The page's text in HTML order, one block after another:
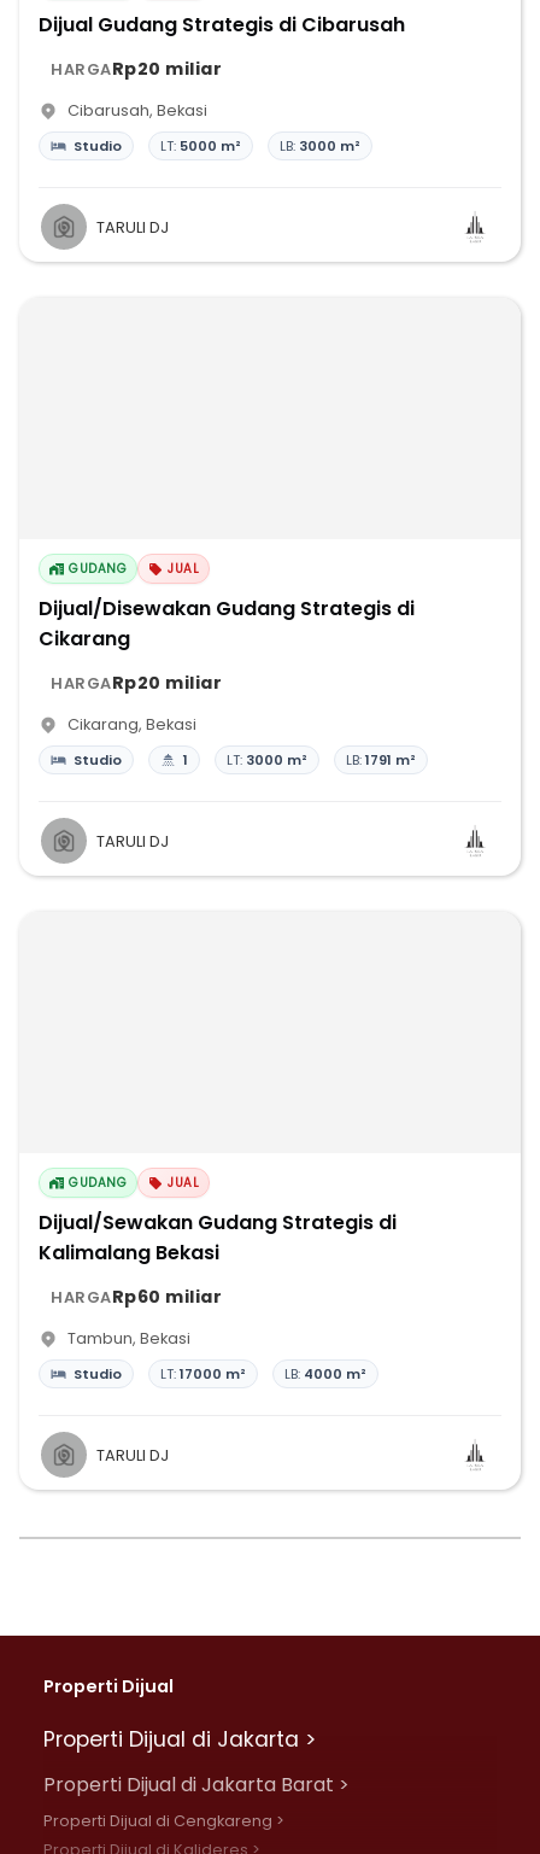
Dijual Gudang Strategis di Cibarusah
HARGARp20 miliar
Cibarusah, Bekasi
Studio LT: 5000 m² LB: 3000 m²
TARULI DJ
GUDANG JUAL
Dijual/Disewakan Gudang Strategis di
Cikarang
HARGARp20 miliar
Cikarang, Bekasi
Studio 1 LT: 3000 m² LB:1791 m²
TARULI DJ
GUDANG JUAL
Dijual/Sewakan Gudang Strategis di
Kalimalang Bekasi
HARGARp60 miliar
Tambun, Bekasi
Studio LT:17000 m² LB: 4000 m²
TARULI DJ
Properti Dijual
Properti Dijual di Jakarta >
Properti Dijual di Jakarta Barat >
Properti Dijual di Cengkareng >
Properti Dijual di Kalideres >